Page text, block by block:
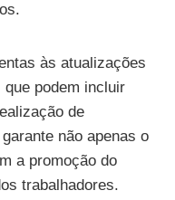
às atualizações
podem incluir
de
não apenas o
a promoção do
trabalhadores.